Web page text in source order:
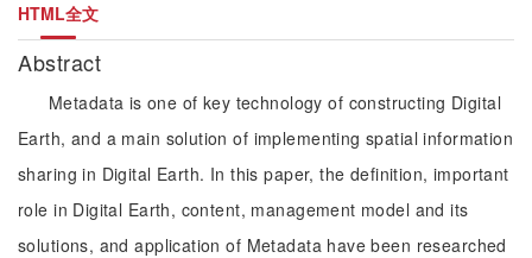
HTML全文
Abstract
Metadata is one of key technology of constructing Digital
Earth, and a main solution of implementing spatial information
sharing in Digital Earth. In this paper, the definition, important
role in Digital Earth, content, management model and its
solutions, and application of Metadata have been researched